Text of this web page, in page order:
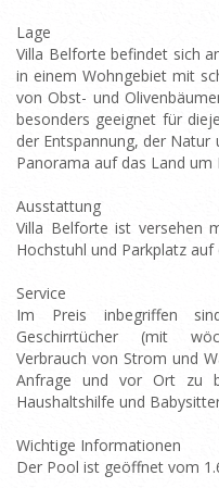
Lage
Villa Belforte befindet sich
in einem Wohngebiet mit
von Obst- und
besonders geeignet für
der Entspannung, der Natur
Panorama auf das Land um
Ausstattung
Villa Belforte ist versehen
Hochstuhl und Parkplatz auf
Service
Im Preis inbegriffen
Geschirrtücher (mit
Verbrauch von Strom und
Anfrage und vor Ort zu
Haushaltshilfe und
Wichtige Informationen
Der Pool ist geöffnet vom